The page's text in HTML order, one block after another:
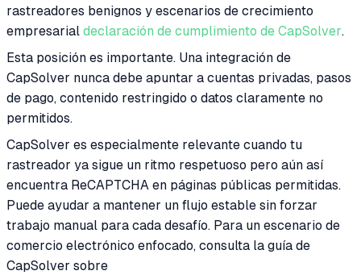
rastreadores benignos y escenarios de crecimiento
empresarial declaración de cumplimiento de CapSolver.
Esta posición es importante. Una integración de
CapSolver nunca debe apuntar a cuentas privadas, pasos
de pago, contenido restringido o datos claramente no
permitidos.
CapSolver es especialmente relevante cuando tu
rastreador ya sigue un ritmo respetuoso pero aún así
encuentra ReCAPTCHA en páginas públicas permitidas.
Puede ayudar a mantener un flujo estable sin forzar
trabajo manual para cada desafío. Para un escenario de
comercio electrónico enfocado, consulta la guía de
CapSolver sobre